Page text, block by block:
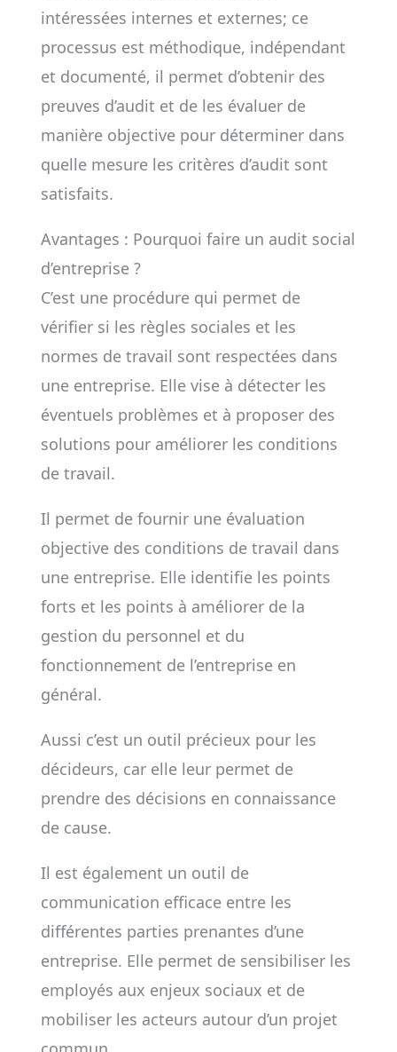
intéressées internes et externes; ce
processus est méthodique, indépendant
et documenté, il permet d’obtenir des
preuves d’audit et de les évaluer de
manière objective pour déterminer dans
quelle mesure les critères d’audit sont
satisfaits.
Avantages : Pourquoi faire un audit social
d’entreprise ?
C’est une procédure qui permet de
vérifier si les règles sociales et les
normes de travail sont respectées dans
une entreprise. Elle vise à détecter les
éventuels problèmes et à proposer des
solutions pour améliorer les conditions
de travail.
Il permet de fournir une évaluation
objective des conditions de travail dans
une entreprise. Elle identifie les points
forts et les points à améliorer de la
gestion du personnel et du
fonctionnement de l’entreprise en
général.
Aussi c’est un outil précieux pour les
décideurs, car elle leur permet de
prendre des décisions en connaissance
de cause.
Il est également un outil de
communication efficace entre les
différentes parties prenantes d’une
entreprise. Elle permet de sensibiliser les
employés aux enjeux sociaux et de
mobiliser les acteurs autour d’un projet